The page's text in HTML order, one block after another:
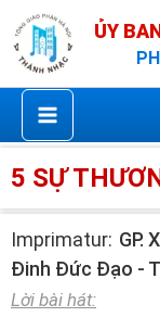
Nhảy
tới
nội
dung
ỦY
5 SỰ
Imprimatur: GP.
Đinh Đức Đạo -
Lời bài hát: